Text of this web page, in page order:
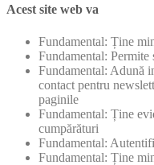
Acest site web va
Fundamental: Ține
Fundamental: Permite
Fundamental: Adună
contact pentru
paginile
Fundamental: Ține
cumpărături
Fundamental:
Fundamental: Ține